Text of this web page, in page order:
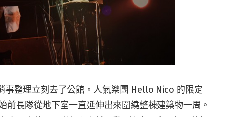
事整理立刻去了公館。人氣樂團 Hello Nico 的限定
前長隊從地下室一直延伸出來圍繞整棟建築物一周。